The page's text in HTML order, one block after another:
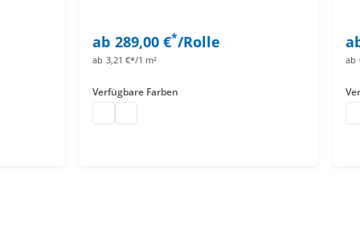
ab 289,00 €*/Rolle
ab 3,21 €*/1 m²
Verfügbare Farben
ab